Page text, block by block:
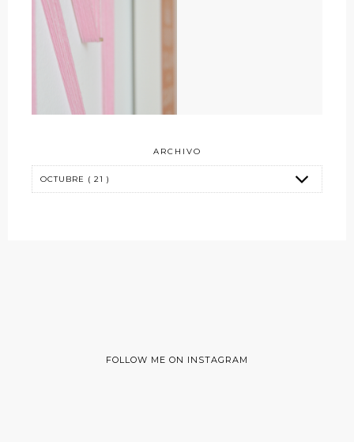
ARCHIVO
FOLLOW ME ON INSTAGRAM